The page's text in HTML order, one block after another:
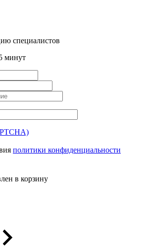
специалистов
минут
политики конфиденциальности
в корзину